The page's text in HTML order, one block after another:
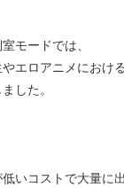
モードでは、
エロアニメにおけ
した。
いコストで大量に